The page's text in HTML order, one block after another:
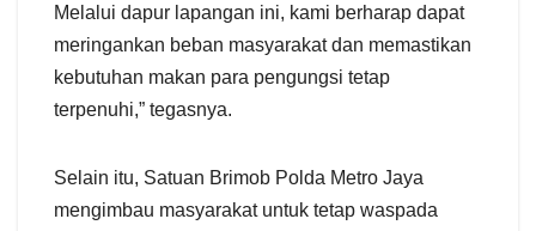
Melalui dapur lapangan ini, kami berharap dapat
meringankan beban masyarakat dan memastikan
kebutuhan makan para pengungsi tetap
terpenuhi,” tegasnya.
Selain itu, Satuan Brimob Polda Metro Jaya
mengimbau masyarakat untuk tetap waspada